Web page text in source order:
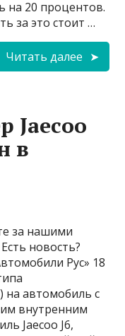
на 20 процентов.
за это стоит …
Читать далее
Jaecoo
в
за нашими
новость?
Рус» 18
на автомобиль с
внутренним
Jaecoo J6,